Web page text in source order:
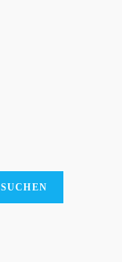
SUCHEN